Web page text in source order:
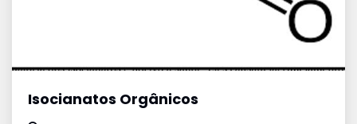
Isocianatos Orgânicos